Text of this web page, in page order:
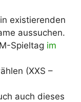
existierenden
aussuchen.
Spieltag im
(XXS –
auch dieses